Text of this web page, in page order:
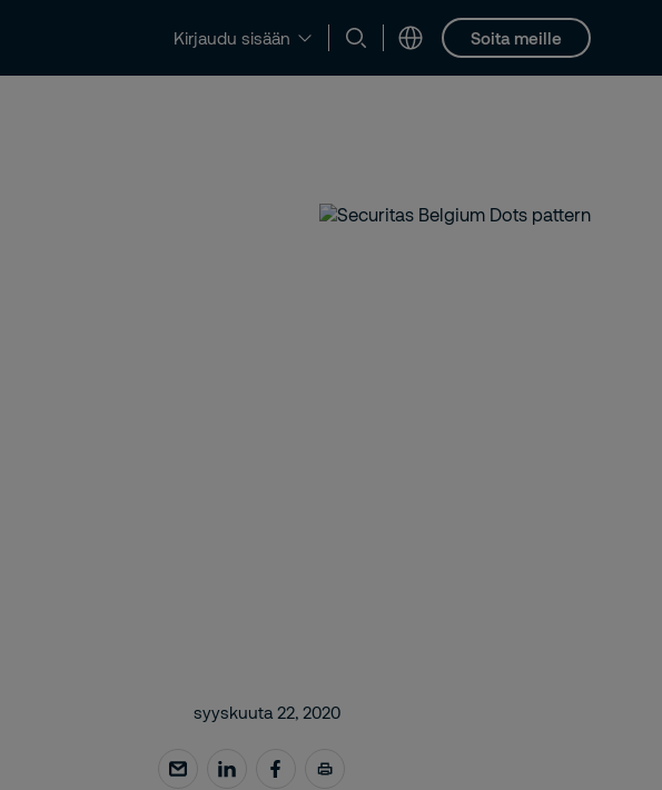
Kirjaudu sisään Soita meille
Urasivu
syyskuuta 22, 2020